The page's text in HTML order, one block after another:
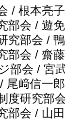
/ 根本亮子
部会 / 遊
究部会 /
部会 / 齋
部会 / 宮
尾﨑信一郎
度研究部
部会 / 山